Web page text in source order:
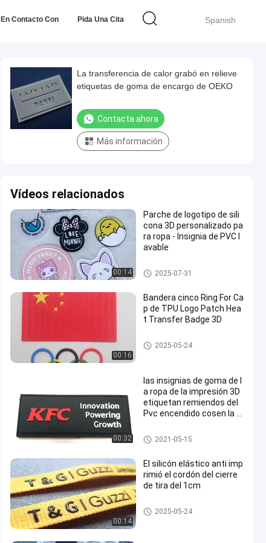
Spanish
Contacto Con Pida Una Cita
La transferencia de calor grabó en relieve
etiquetas de goma de encargo de OEKO
Contacta ahora
Más información
Vídeos relacionados
00:14
Parche de logotipo de sili
cona 3D personalizado pa
ra ropa - Insignia de PVC l
avable
Etiquetas de goma de la ropa
2025-07-31
00:16
Bandera cinco Ring For Ca
p de TPU Logo Patch Hea
t Transfer Badge 3D
Remiendos de encargo de la r
opa
2025-05-24
00:32
las insignias de goma de l
a ropa de la impresión 3D
etiquetan remiendos del
Pvc encendido cosen la r
Etiquetas de goma de la ropa
2021-05-15
00:14
El silicón elástico anti imp
rimió el cordón del cierre
de tira del 1cm
Cordón del cierre de tira
2025-05-24